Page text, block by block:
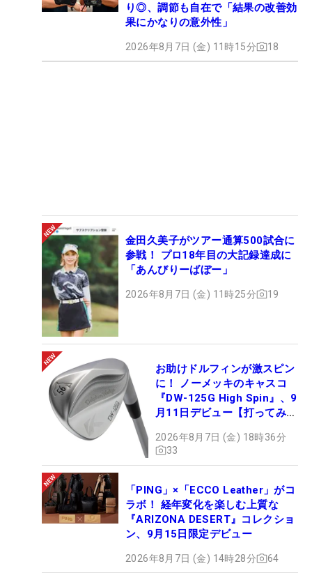
り◎、調節も自在で「結果の改善効
果にかなりの意外性」
2026年8月7日 (金) 11時15分 18
金田久美子がツアー通算500試合に
参戦！ プロ18年目の大記録達成に
「あんびりーばぼー」
2026年8月7日 (金) 11時25分 19
お助けドルフィンが激スピン
に！ ノーメッキのキャスコ
『DW-125G High Spin』、9
月11日デビュー【打ってみ
2026年8月7日 (金) 18時36分
33
「PING」×「ECCO Leather」がコ
ラボ！ 経年変化を楽しむ上質な
『ARIZONA DESERT』コレクショ
ン、9月15日限定デビュー
2026年8月7日 (金) 14時28分 64